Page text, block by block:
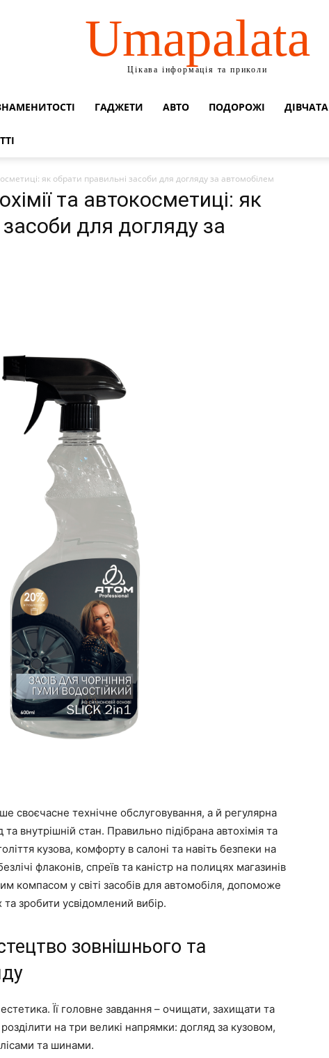
Umapalata
Цікава інформація та приколи
ГАДЖЕТИ АВТО ПОДОРОЖІ ДІВЧАТА
як обрати правильні засоби для догляду за автомобілем
та автокосметиці: як
для догляду за
своєчасне технічне обслуговування, а й регулярна
внутрішній стан. Правильно підібрана автохімія та
кузова, комфорту в салоні та навіть безпеки на
флаконів, спреїв та каністр на полицях магазинів
компасом у світі засобів для автомобіля, допоможе
та зробити усвідомлений вибір.
зовнішнього та
Її головне завдання – очищати, захищати та
на три великі напрямки: догляд за кузовом,
та шинами.